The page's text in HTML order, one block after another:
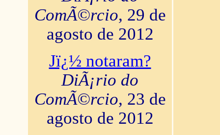
ComÃ©rcio, 29 de
agosto de 2012
Jï¿½ notaram?
DiÃ¡rio do
ComÃ©rcio, 23 de
agosto de 2012